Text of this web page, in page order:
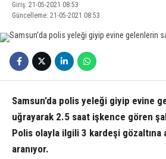
Giriş: 21-05-2021 08:53
Güncelleme: 21-05-2021 08:53
Samsun’da polis yeleği giyip evine
uğrayarak 2.5 saat işkence gören
Polis olayla ilgili 3 kardeşi gözaltına
aranıyor.